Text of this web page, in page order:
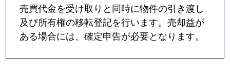
売買代金を受け取りと同時に物件の引き渡し
及び所有権の移転登記を行います。売却益が
ある場合には、確定申告が必要となります。